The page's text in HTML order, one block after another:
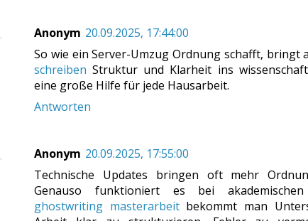
Anonym 20.09.2025, 17:44:00
So wie ein Server-Umzug Ordnung schafft, bringt
schreiben Struktur und Klarheit ins
eine große Hilfe für jede Hausarbeit.
Antworten
Anonym 20.09.2025, 17:55:00
Technische Updates bringen oft mehr
Genauso funktioniert es bei
ghostwriting masterarbeitbekommt man